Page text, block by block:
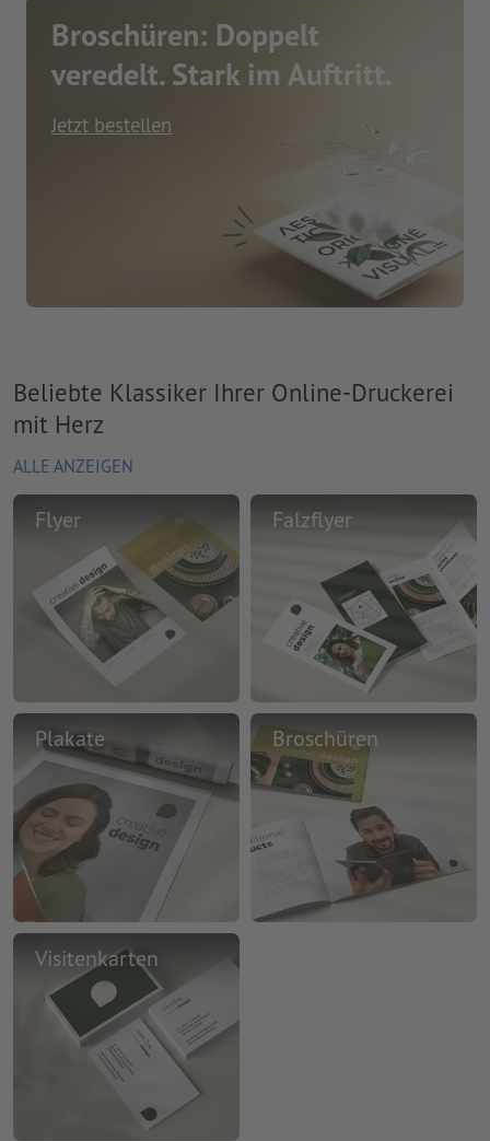
Broschüren: Doppelt
veredelt. Stark im Auftritt.
Jetzt bestellen
Beliebte Klassiker Ihrer Online-Druckerei
mit Herz
ALLE ANZEIGEN
Flyer Falzflyer
Plakate Broschüren
Visitenkarten